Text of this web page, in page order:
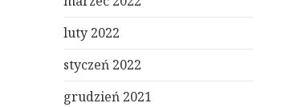
luty 2022
styczeń 2022
grudzień 2021